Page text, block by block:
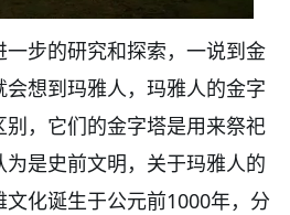
步的研究和探索，一说到金
想到玛雅人，玛雅人的金字
，它们的金字塔是用来祭祀
是史前文明，关于玛雅人的
化诞生于公元前1000年，分